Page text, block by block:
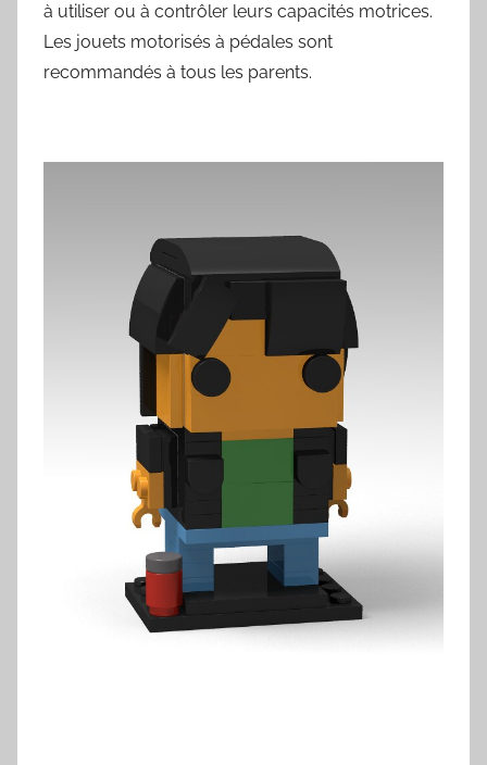
à utiliser ou à contrôler leurs capacités motrices.
Les jouets motorisés à pédales sont
recommandés à tous les parents.